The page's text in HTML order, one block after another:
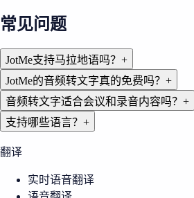
常见问题
JotMe支持马拉地语吗？ +
JotMe的音频转文字真的免费吗？ +
音频转文字适合会议和录音内容吗？ +
支持哪些语言？ +
翻译
实时语音翻译